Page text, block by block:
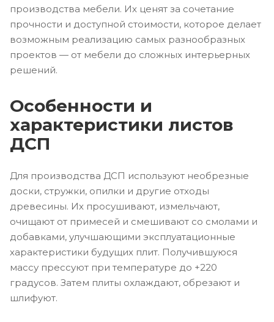
производства мебели. Их ценят за сочетание
прочности и доступной стоимости, которое делает
возможным реализацию самых разнообразных
проектов — от мебели до сложных интерьерных
решений.
Особенности и
характеристики листов
ДСП
Для производства ДСП используют необрезные
доски, стружки, опилки и другие отходы
древесины. Их просушивают, измельчают,
очищают от примесей и смешивают со смолами и
добавками, улучшающими эксплуатационные
характеристики будущих плит. Получившуюся
массу прессуют при температуре до +220
градусов. Затем плиты охлаждают, обрезают и
шлифуют.